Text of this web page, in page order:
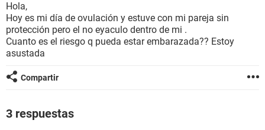
BIENESTAR
SEXUALIDAD
GLOSARIO
Hola,
Hoy es mi día de ovulación y estuve con mi pareja sin
protección pero el no eyaculo dentro de mi .
Cuanto es el riesgo q pueda estar embarazada?? Estoy
asustada
Compartir
3 respuestas